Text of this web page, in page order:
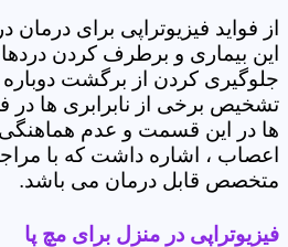
از فواید فیزیوتراپی برای درمان
این بیماری و برطرف کردن
جلوگیری کردن از برگشت
تشخیص برخی از نابرابری ها
ها در این قسمت و عدم
اعصاب ، اشاره داشت که با
متخصص قابل درمان می باشد.
فیزیوتراپی در منزل برای مچ پا